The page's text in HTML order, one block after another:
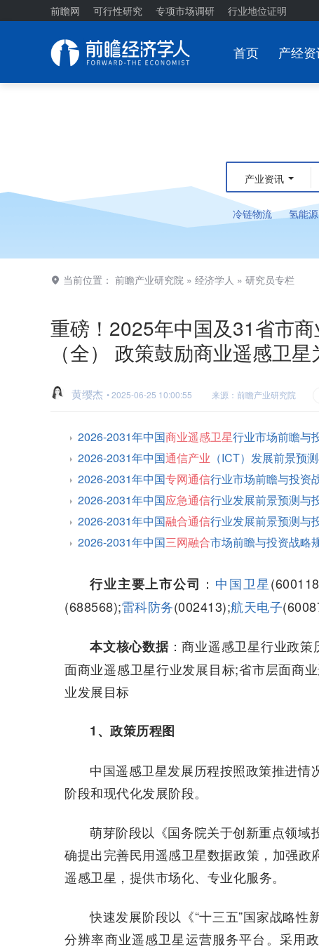
前瞻网 可行性研究 专项市场调研 行业地位证明
首页 产经
产业资讯
冷链物流 氢能源
当前位置： 前瞻产业研究院 » 经济学人 » 研究员专栏
重磅！2025年中国及31省市
（全） 政策鼓励商业遥感卫
黄缨杰 • 2025-06-25 10:00:55 来源：前瞻产业研究院
2026-2031年中国商业遥感卫星行业市场前瞻与
2026-2031年中国通信产业 （ICT）发展前景预
2026-2031年中国专网通信行业市场前瞻与投资
2026-2031年中国应急通信行业发展前景预测与
2026-2031年中国融合通信行业发展前景预测与
2026-2031年中国三网融合市场前瞻与投资战略
行业主要上市公司 ： 中国卫星
(688568);雷科防务(002413);航天电子
本文核心数据：商业遥感卫星行业政
面商业遥感卫星行业发展目标;省市层面商
业发展目标
1、政策历程图
中国遥感卫星发展历程按照政策推进
阶段和现代化发展阶段。
萌芽阶段以《国务院关于创新重点领
确提出完善民用遥感卫星数据政策，加强
遥感卫星，提供市场化、专业化服务。
快速发展阶段以《“十三五”国家战略
分辨率商业遥感卫星运营服务平台。采用